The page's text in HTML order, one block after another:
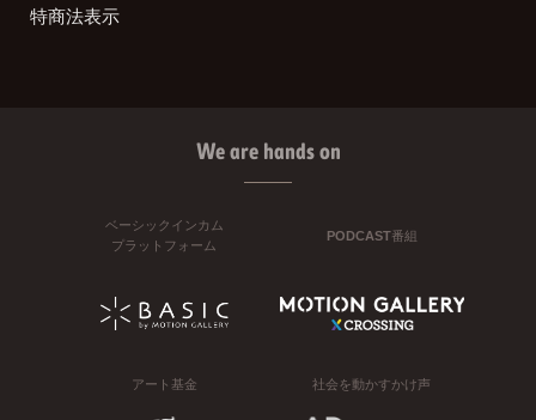
特商法表示
We are hands on
ベーシックインカム
プラットフォーム
PODCAST番組
アート基金 社会を動かすかけ声